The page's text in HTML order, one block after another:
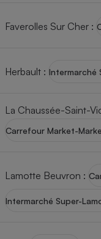
Faverolles Sur Cher :
Herbault : Intermarché
La Chaussée-Saint-
Carrefour Market-
Lamotte Beuvron :
Intermarché Super-